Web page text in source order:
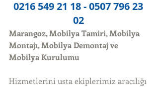
0216 549 21 18 - 0507 796 23
02
Marangoz, Mobilya Tamiri, Mobilya
Montajı, Mobilya Demontaj ve
Mobilya Kurulumu
Hizmetlerini usta ekiplerimiz aracılığı